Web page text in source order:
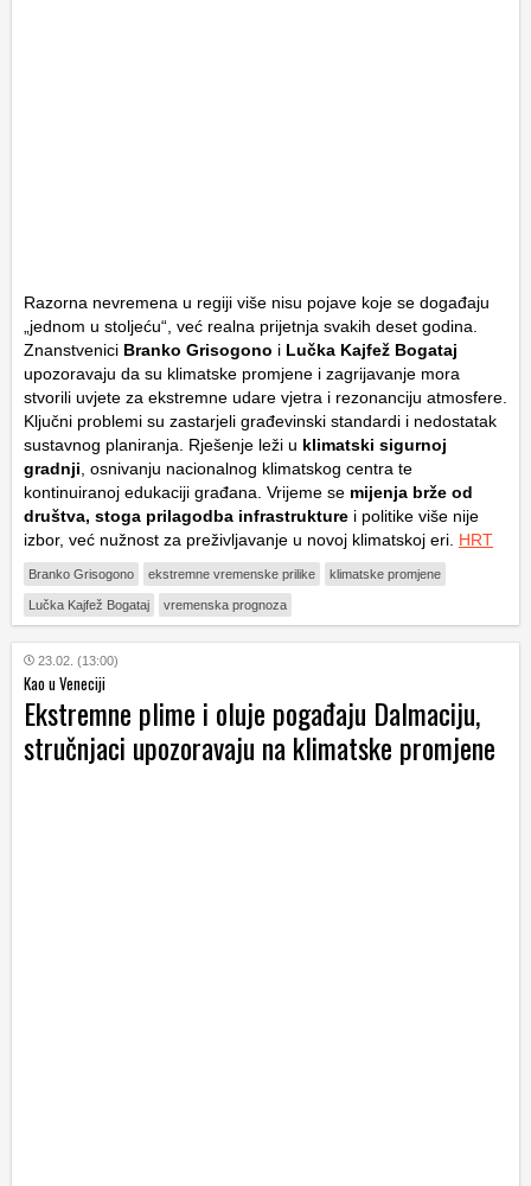
Razorna nevremena u regiji više nisu pojave koje se događaju
„jednom u stoljeću“, već realna prijetnja svakih deset godina.
Znanstvenici Branko Grisogono i Lučka Kajfež Bogataj
upozoravaju da su klimatske promjene i zagrijavanje mora
stvorili uvjete za ekstremne udare vjetra i rezonanciju atmosfere.
Ključni problemi su zastarjeli građevinski standardi i nedostatak
sustavnog planiranja. Rješenje leži u klimatski sigurnoj
gradnji, osnivanju nacionalnog klimatskog centra te
kontinuiranoj edukaciji građana. Vrijeme se mijenja brže od
društva, stoga prilagodba infrastrukture i politike više nije
izbor, već nužnost za preživljavanje u novoj klimatskoj eri. HRT
Branko Grisogono ekstremne vremenske prilike klimatske promjene
Lučka Kajfež Bogataj vremenska prognoza
23.02. (13:00)
Kao u Veneciji
Ekstremne plime i oluje pogađaju Dalmaciju,
stručnjaci upozoravaju na klimatske promjene